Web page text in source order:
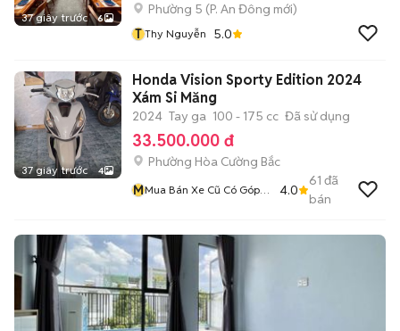
37 giây trước 6
Phường 5 (P. An Đông mới)
T Thy Nguyễn 5.0
37 giây trước 4
Honda Vision Sporty Edition 2024
Xám Si Măng
2024 Tay ga 100 - 175 cc Đã sử dụng
33.500.000 đ
Phường Hòa Cường Bắc
MMua Bán Xe Cũ Có Góp
4.0
61 đã
bán